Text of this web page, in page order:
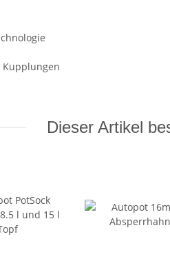
Dieser Artikel